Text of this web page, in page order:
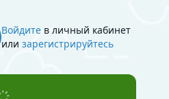
Войдитев личный кабинет
или зарегистрируйтесь